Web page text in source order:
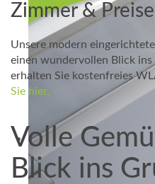
Zimmer & Preise
Unsere modern
einen wundervollen Blick ins
erhalten Sie kostenfreies
Sie hier.
Volle
Blick ins